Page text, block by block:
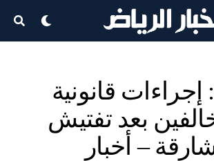
إجراءات قانونية
بعد تفتيش
– أخبار